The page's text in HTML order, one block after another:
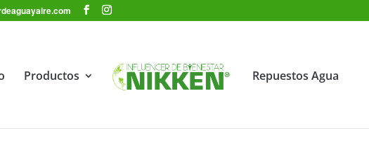
Productos Repuestos Agua